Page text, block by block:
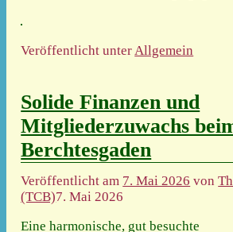
Veröffentlicht unterAllgemein
Solide Finanzen und
Mitgliederzuwachs
Berchtesgaden
Veröffentlicht am 7. Mai 2026 von
(TCB)7. Mai 2026
Eine harmonische, gut besuchte